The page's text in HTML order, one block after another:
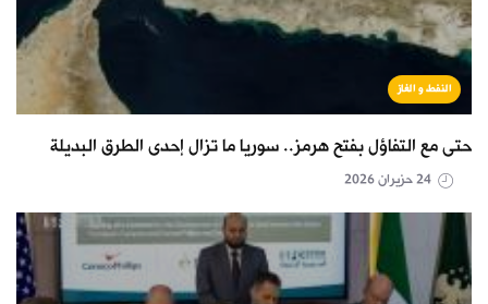
النفط و الغاز
حتى مع التفاؤل بفتح هرمز.. سوريا ما تزال إحدى الطرق البديلة